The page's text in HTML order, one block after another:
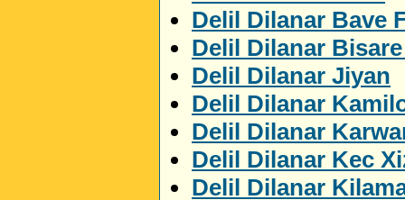
Delil Dilanar Bave
Delil Dilanar
Delil Dilanar Jiyan
Delil Dilanar
Delil Dilanar
Delil Dilanar Kec
Delil Dilanar